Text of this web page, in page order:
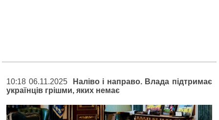
10:18 06.11.2025
Наліво і направо. Влада підтримає
українців грішми, яких немає